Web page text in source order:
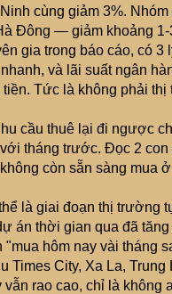
cùng giảm 3%.
Đông — giảm khoảng 1-
gia trong báo cáo, có
và lãi suất ngân
Tức là không phải
cầu thuê lại đi ngược
tháng trước. Đọc 2
còn sẵn sàng mua
là giai đoạn thị trường
án thời gian qua đã
"mua hôm nay vài tháng
Times City, Xa La,
rao cao, chỉ là không